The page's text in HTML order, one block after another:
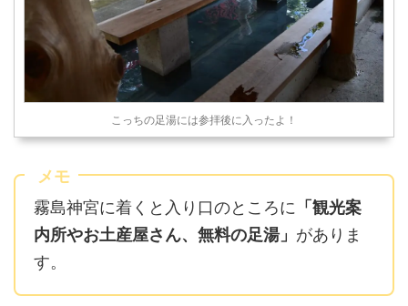
こっちの足湯には参拝後に入ったよ！
メモ
霧島神宮に着くと入り口のところに 「観光案
内所やお土産屋さん、無料の足湯」 がありま
す。